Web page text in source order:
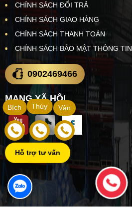
CHÍNH SÁCH ĐỔI TRẢ
CHÍNH SÁCH GIAO HÀNG
CHÍNH SÁCH THANH TOÁN
CHÍNH SÁCH BẢO MẬT THÔNG TIN
0902469466
MẠNG XÃ HỘI
Vân
Thúy
Bích
Hỗ trợ tư vấn